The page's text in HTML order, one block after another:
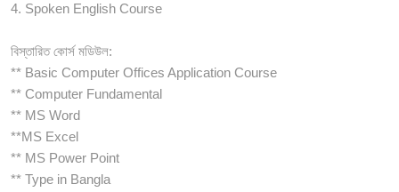
4. Spoken English Course
বিস্তারিত কোর্স মডিউল:
** Basic Computer Offices Application Course
** Computer Fundamental
** MS Word
**MS Excel
** MS Power Point
** Type in Bangla